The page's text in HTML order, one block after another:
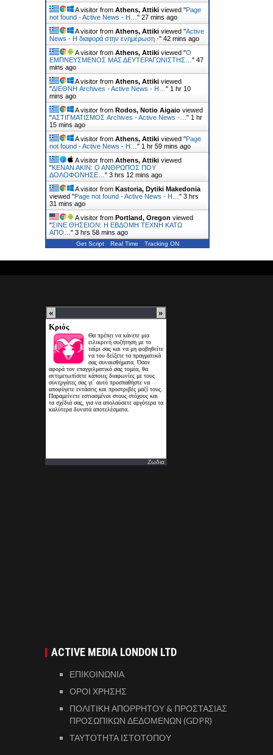
A visitor from Athens, Attiki viewed "Page
not found - Active News - Η… " 27 mins ago
A visitor from Athens, Attiki viewed "Active
News - Η διαφορά στην ενημέρωση -" 42 mins ago
A visitor from Athens, Attiki viewed "Ο
ΕΜΠΝΕΥΣΜΕΝΟΣ ΜΑΣ ΔΕΥΤΕΡΑΓΩΝΙΣΤΗΣ… " 47
mins ago
A visitor from Athens, Attiki viewed
"ΔΙΕΘΝΗ Archives - Active News - Η… " 1 hr 10
mins ago
A visitor from Rodos, Notio Aigaio viewed
"ΑΣΤΙΓΜΑΤΙΣΜΟΣ Archives - Active News -… " 1 hr
15 mins ago
A visitor from Athens, Attiki viewed "Page
not found - Active News - Η… " 1 hr 59 mins ago
A visitor from Athens, Attiki viewed
"ΚΕΝΑΝ ΑΚΙΝ: Ο ΑΝΘΡΩΠΟΣ ΠΟΥ
ΔΟΛΟΦΟΝΗΣΕ… " 3 hrs 12 mins ago
A visitor from Kastoria, Dytiki Makedonia
viewed "Page not found - Active News - Η… " 3 hrs
31 mins ago
A visitor from Portland, Oregon viewed
"ΣΙΝΕ ΘΗΣΕΙΟΝ: Η ΕΒΔΟΜΗ ΤΕΧΝΗ ΚΑΤΩ
ΑΠΟ… " 3 hrs 58 mins ago
Get Script Real Time Tracking ON
Ζωδια
ACTIVE MEDIA LONDON LTD
ΕΠΙΚΟΙΝΩΝΙΑ
ΟΡΟΙ ΧΡΗΣΗΣ
ΠΟΛΙΤΙΚΗ ΑΠΟΡΡΗΤΟΥ & ΠΡΟΣΤΑΣΙΑΣ
ΠΡΟΣΩΠΙΚΩΝ ΔΕΔΟΜΕΝΩΝ (GDPR)
ΤΑΥΤΟΤΗΤΑ ΙΣΤΟΤΟΠΟΥ